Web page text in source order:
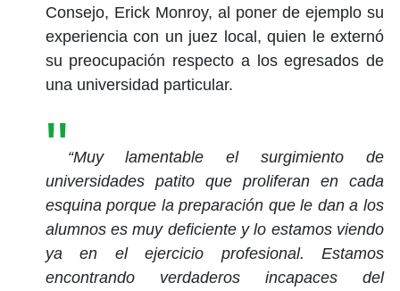
Consejo, Erick Monroy, al poner de ejemplo su
experiencia con un juez local, quien le externó
su preocupación respecto a los egresados de
una universidad particular.
“Muy lamentable el surgimiento de
universidades patito que proliferan en cada
esquina porque la preparación que le dan a los
alumnos es muy deficiente y lo estamos viendo
ya en el ejercicio profesional. Estamos
encontrando verdaderos incapaces del